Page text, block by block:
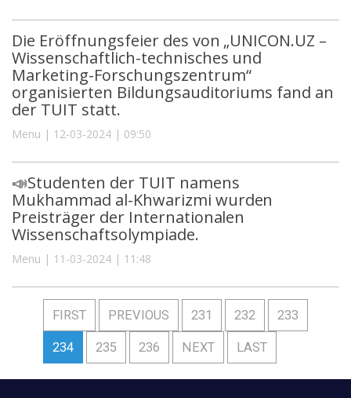
Die Eröffnungsfeier des von „UNICON.UZ –
Wissenschaftlich-technisches und
Marketing-Forschungszentrum“
organisierten Bildungsauditoriums fand an
der TUIT statt.
Menu | 12-03-2024 | 09:50
📣Studenten der TUIT namens
Mukhammad al-Khwarizmi wurden
Preisträger der Internationalen
Wissenschaftsolympiade.
Menu | 11-03-2024 | 11:48
FIRST PREVIOUS 231 232 233
234 235 236 NEXT LAST